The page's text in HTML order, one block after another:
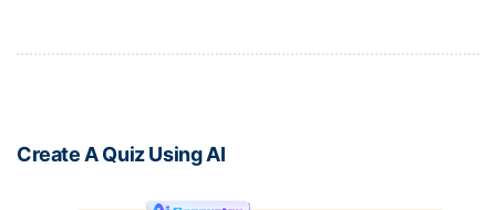
Create A Quiz Using AI